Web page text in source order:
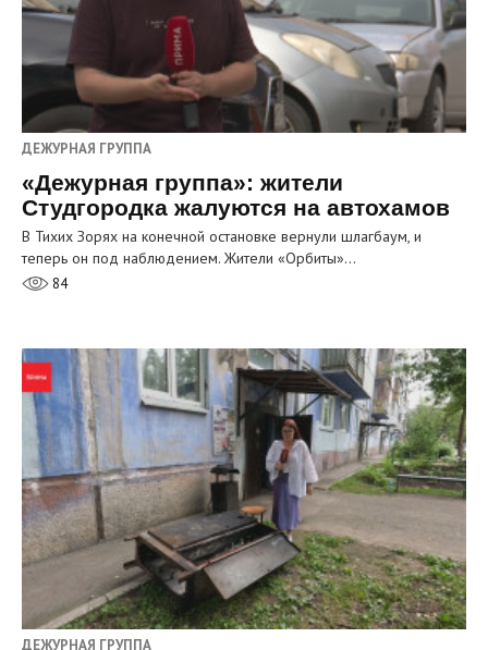
ДЕЖУРНАЯ ГРУППА
«Дежурная группа»: жители
Студгородка жалуются на автохамов
В Тихих Зорях на конечной остановке вернули шлагбаум, и
теперь он под наблюдением. Жители «Орбиты»…
84
ДЕЖУРНАЯ ГРУППА